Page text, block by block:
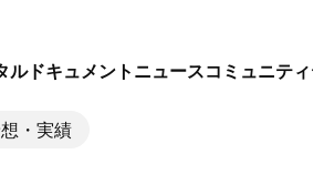
ルドキュメント ニュースコミュニティ
・実績